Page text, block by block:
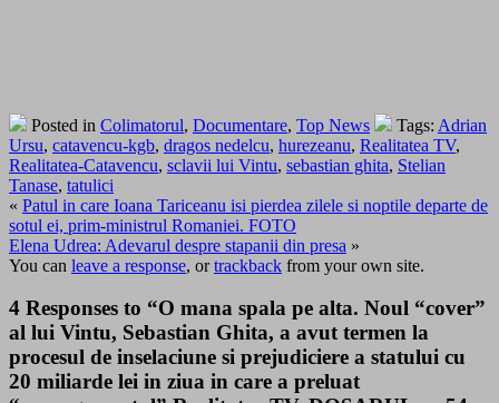
Posted in Colimatorul, Documentare, Top News Tags: Adrian
Ursu, catavencu-kgb, dragos nedelcu, hurezeanu, Realitatea TV,
Realitatea-Catavencu, sclavii lui Vintu, sebastian ghita, Stelian
Tanase, tatulici
« Patul in care Ioana Tariceanu isi pierdea zilele si noptile departe de
sotul ei, prim-ministrul Romaniei. FOTO
Elena Udrea: Adevarul despre stapanii din presa »
You can leave a response, ortrackback from your own site.
4 Responses to “O mana spala pe alta. Noul “cover”
al lui Vintu, Sebastian Ghita, a avut termen la
procesul de inselaciune si prejudiciere a statului cu
20 miliarde lei in ziua in care a preluat